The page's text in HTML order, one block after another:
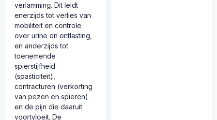
verlamming. Dit leidt
enerzijds tot verlies van
mobiliteit en controle
over urine en ontlasting,
en anderzijds tot
toenemende
spierstijfheid
(spasticiteit),
contracturen (verkorting
van pezen en spieren)
en de pijn die daaruit
voortvloeit. De